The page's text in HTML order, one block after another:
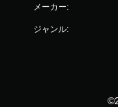
メーカー:
ジャンル: